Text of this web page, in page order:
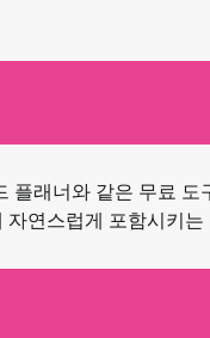
플래너와 같은 무료
연스럽게 포함시키는